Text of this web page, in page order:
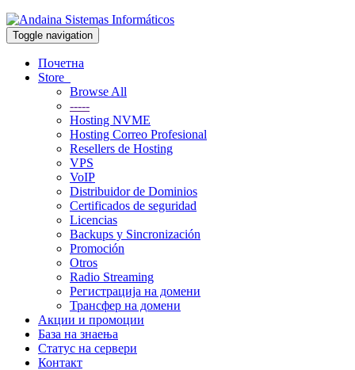
Toggle navigation
Почетна
Store
Browse All
-----
Hosting NVME
Hosting Correo Profesional
Resellers de Hosting
VPS
VoIP
Distribuidor de Dominios
Certificados de seguridad
Licencias
Backups y Sincronización
Promoción
Otros
Radio Streaming
Регистрација на домени
Трансфер на домени
Акции и промоции
База на знаења
Статус на сервери
Контакт